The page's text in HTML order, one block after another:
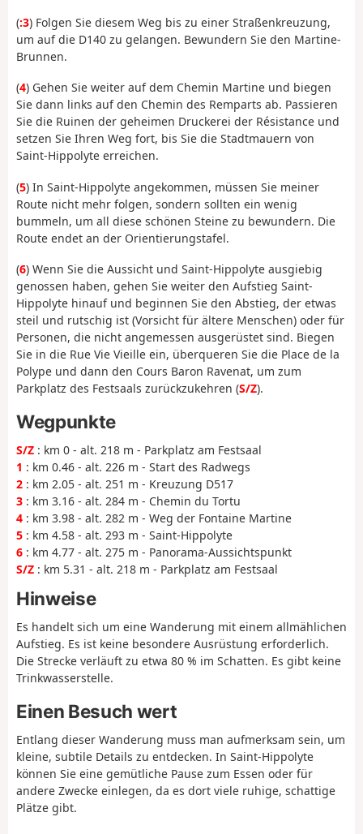
(:3) Folgen Sie diesem Weg bis zu einer Straßenkreuzung,
um auf die D140 zu gelangen. Bewundern Sie den Martine-
Brunnen.
(4) Gehen Sie weiter auf dem Chemin Martine und biegen
Sie dann links auf den Chemin des Remparts ab. Passieren
Sie die Ruinen der geheimen Druckerei der Résistance und
setzen Sie Ihren Weg fort, bis Sie die Stadtmauern von
Saint-Hippolyte erreichen.
(5) In Saint-Hippolyte angekommen, müssen Sie meiner
Route nicht mehr folgen, sondern sollten ein wenig
bummeln, um all diese schönen Steine zu bewundern. Die
Route endet an der Orientierungstafel.
(6) Wenn Sie die Aussicht und Saint-Hippolyte ausgiebig
genossen haben, gehen Sie weiter den Aufstieg Saint-
Hippolyte hinauf und beginnen Sie den Abstieg, der etwas
steil und rutschig ist (Vorsicht für ältere Menschen) oder für
Personen, die nicht angemessen ausgerüstet sind. Biegen
Sie in die Rue Vie Vieille ein, überqueren Sie die Place de la
Polype und dann den Cours Baron Ravenat, um zum
Parkplatz des Festsaals zurückzukehren (S/Z).
Wegpunkte
S/Z : km 0 - alt. 218 m - Parkplatz am Festsaal
1 : km 0.46 - alt. 226 m - Start des Radwegs
2 : km 2.05 - alt. 251 m - Kreuzung D517
3 : km 3.16 - alt. 284 m - Chemin du Tortu
4 : km 3.98 - alt. 282 m - Weg der Fontaine Martine
5 : km 4.58 - alt. 293 m - Saint-Hippolyte
6 : km 4.77 - alt. 275 m - Panorama-Aussichtspunkt
S/Z : km 5.31 - alt. 218 m - Parkplatz am Festsaal
Hinweise
Es handelt sich um eine Wanderung mit einem allmählichen
Aufstieg. Es ist keine besondere Ausrüstung erforderlich.
Die Strecke verläuft zu etwa 80 % im Schatten. Es gibt keine
Trinkwasserstelle.
Einen Besuch wert
Entlang dieser Wanderung muss man aufmerksam sein, um
kleine, subtile Details zu entdecken. In Saint-Hippolyte
können Sie eine gemütliche Pause zum Essen oder für
andere Zwecke einlegen, da es dort viele ruhige, schattige
Plätze gibt.